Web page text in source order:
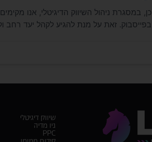
בפייסבוק. זאת על מנת להגיע לקהל יעד רחב
שיווק דיגיטלי
ניו מדיה
PPC